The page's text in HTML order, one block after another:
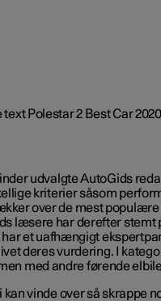
udvalgte AutoGids
kriterier såsom
over de mest
læsere har derefter stemt
har et uafhængigt
deres vurdering. I
med andre førende
kan vinde over så skrappe